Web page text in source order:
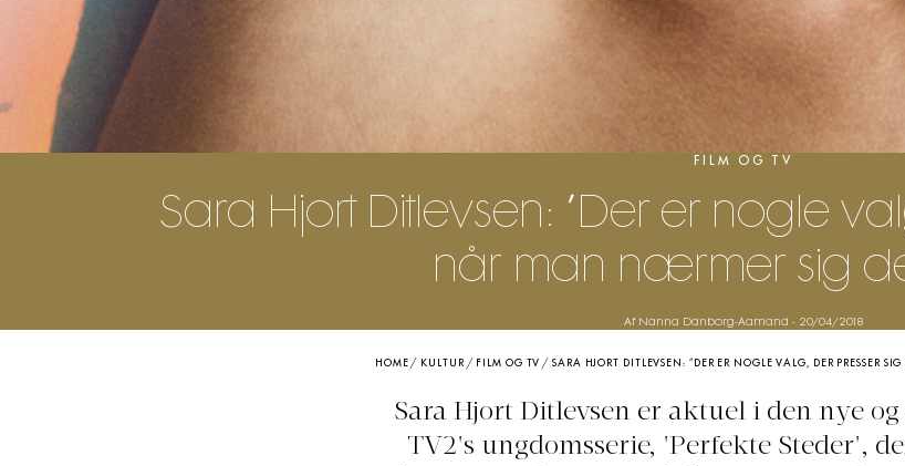
FILM OG TV
Sara Hjort Ditlevsen: ”Der er nogle
når man nærmer sig
Af Nanna Danborg-Aamand - 20/04/2018
HOME / KULTUR/ FILM OG TV /SARA HJORT DITLEVSEN: ”DER ER NOGLE VALG, DER PRESSER
Sara Hjort Ditlevsen er aktuel i den nye
TV2's ungdomsserie, 'Perfekte Steder',